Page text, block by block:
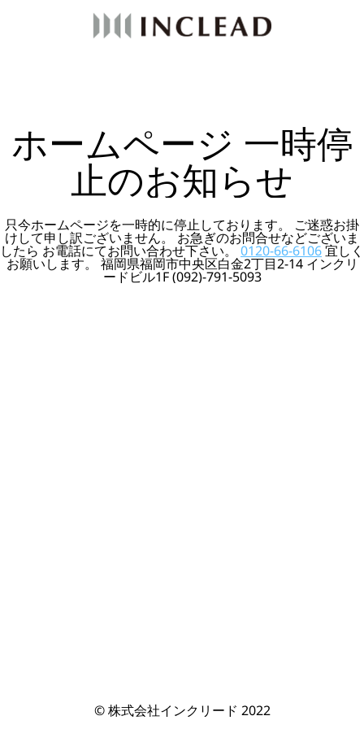
ホームページ 一時停
止のお知らせ
只今ホームページを一時的に停止しております。 ご迷惑お掛
けして申し訳ございません。 お急ぎのお問合せなどございま
したら お電話にてお問い合わせ下さい。0120-66-6106宜しく
お願いします。 福岡県福岡市中央区白金2丁目2-14 インクリ
ードビル1F (092)-791-5093
© 株式会社インクリード 2022